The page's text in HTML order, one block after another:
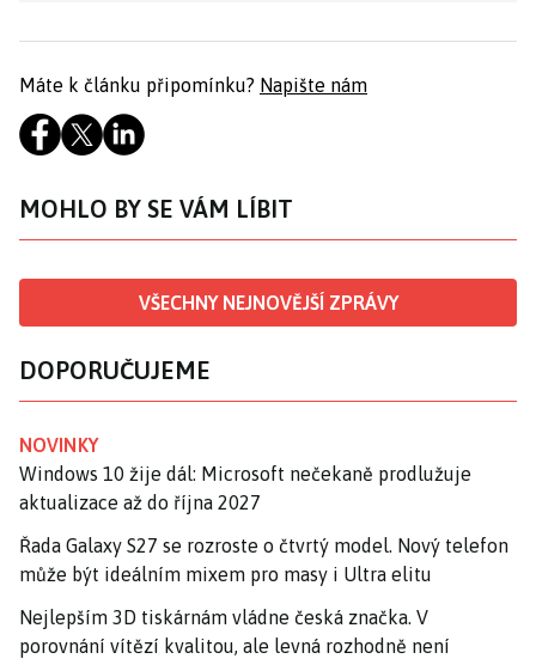
Máte k článku připomínku? Napište nám
MOHLO BY SE VÁM LÍBIT
VŠECHNY NEJNOVĚJŠÍ ZPRÁVY
DOPORUČUJEME
NOVINKY
Windows 10 žije dál: Microsoft nečekaně prodlužuje
aktualizace až do října 2027
Řada Galaxy S27 se rozroste o čtvrtý model. Nový telefon
může být ideálním mixem pro masy i Ultra elitu
Nejlepším 3D tiskárnám vládne česká značka. V
porovnání vítězí kvalitou, ale levná rozhodně není